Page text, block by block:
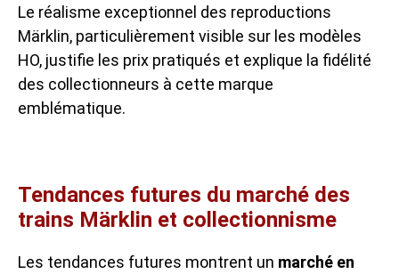
Le réalisme exceptionnel des reproductions
Märklin, particulièrement visible sur les modèles
HO, justifie les prix pratiqués et explique la fidélité
des collectionneurs à cette marque
emblématique.
Tendances futures du marché des
trains Märklin et collectionnisme
Les tendances futures montrent un marché en